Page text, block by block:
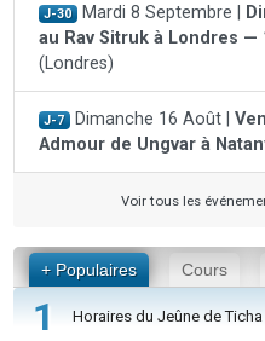
J-30 Mardi 8 Septembre |
au Rav Sitruk à Londres —
(Londres)
J-7 Dimanche 16 Août |
Admour de Ungvar à
Voir tous les
+ Populaires Cours
1 Horaires du Jeûne de Ticha